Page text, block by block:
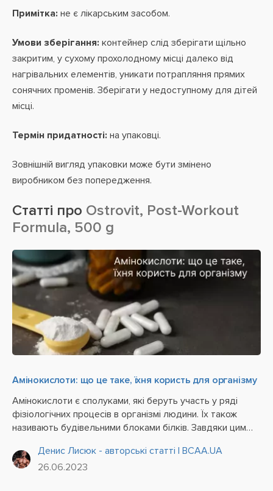
Примітка: не є лікарським засобом.
Умови зберігання: контейнер слід зберігати щільно
закритим, у сухому прохолодному місці далеко від
нагрівальних елементів, уникати потрапляння прямих
сонячних променів. Зберігати у недоступному для дітей
місці.
Термін придатності: на упаковці.
Зовнішній вигляд упаковки може бути змінено
виробником без попередження.
Статті про Ostrovit, Post-Workout
Formula, 500 g
Амінокислоти: що це таке, їхня користь для організму
Амінокислоти є сполуками, які беруть участь у ряді
фізіологічних процесів в організмі людини. Їх також
називають будівельними блоками білків. Завдяки цим
Денис Лисюк - авторські статті | BCAA.UA
26.06.2023